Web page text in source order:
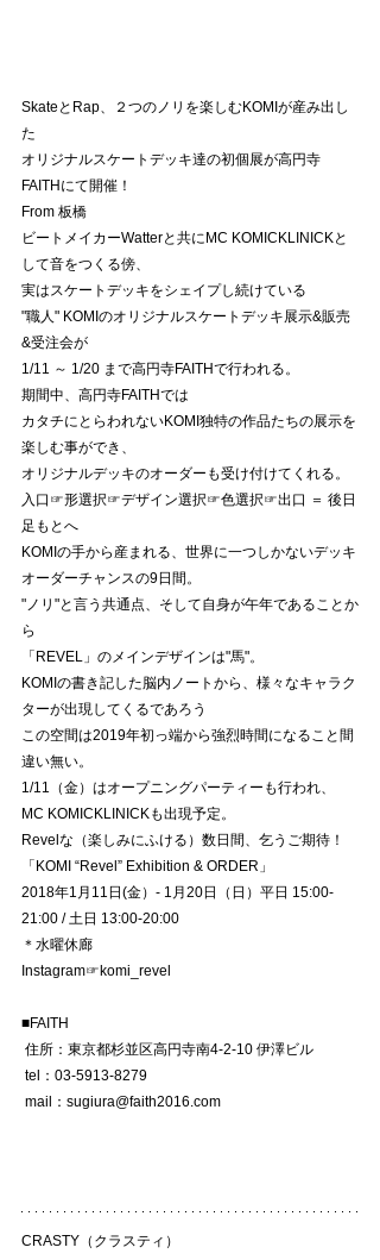
SkateとRap、２つのノリを楽しむKOMIが産み出し
た
オリジナルスケートデッキ達の初個展が高円寺
FAITHにて開催！
From 板橋
ビートメイカーWatterと共にMC KOMICKLINICKと
して音をつくる傍、
実はスケートデッキをシェイプし続けている
"職人" KOMIのオリジナルスケートデッキ展示&販売
&受注会が
1/11 ～ 1/20 まで高円寺FAITHで行われる。
期間中、高円寺FAITHでは
カタチにとらわれないKOMI独特の作品たちの展示を
楽しむ事ができ、
オリジナルデッキのオーダーも受け付けてくれる。
入口☞形選択☞デザイン選択☞色選択☞出口 ＝ 後日
足もとへ
KOMIの手から産まれる、世界に一つしかないデッキ
オーダーチャンスの9日間。
"ノリ"と言う共通点、そして自身が午年であることか
ら
「REVEL」のメインデザインは"馬"。
KOMIの書き記した脳内ノートから、様々なキャラク
ターが出現してくるであろう
この空間は2019年初っ端から強烈時間になること間
違い無い。
1/11（金）はオープニングパーティーも行われ、
MC KOMICKLINICKも出現予定。
Revelな（楽しみにふける）数日間、乞うご期待！
「KOMI “Revel” Exhibition & ORDER」
2018年1月11日(金）- 1月20日（日）平日 15:00-
21:00 / 土日 13:00-20:00
＊水曜休廊
Instagram☞komi_revel
■FAITH
住所：東京都杉並区高円寺南4-2-10 伊澤ビル
tel：03-5913-8279
mail：sugiura@faith2016.com
CRASTY（クラスティ）